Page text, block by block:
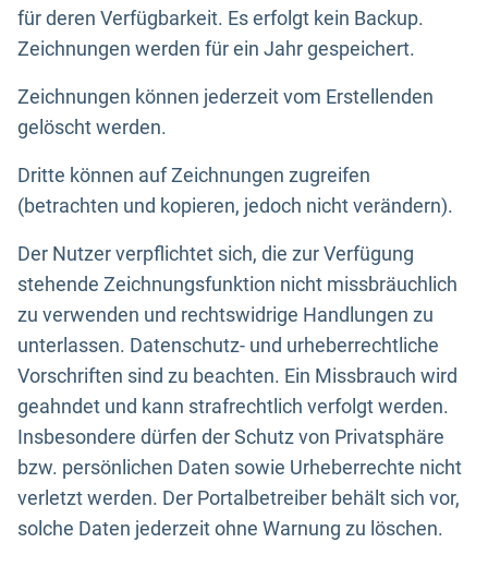
für deren Verfügbarkeit. Es erfolgt kein Backup.
Zeichnungen werden für ein Jahr gespeichert.
Zeichnungen können jederzeit vom Erstellenden
gelöscht werden.
Dritte können auf Zeichnungen zugreifen
(betrachten und kopieren, jedoch nicht verändern).
Der Nutzer verpflichtet sich, die zur Verfügung
stehende Zeichnungsfunktion nicht missbräuchlich
zu verwenden und rechtswidrige Handlungen zu
unterlassen. Datenschutz- und urheberrechtliche
Vorschriften sind zu beachten. Ein Missbrauch wird
geahndet und kann strafrechtlich verfolgt werden.
Insbesondere dürfen der Schutz von Privatsphäre
bzw. persönlichen Daten sowie Urheberrechte nicht
verletzt werden. Der Portalbetreiber behält sich vor,
solche Daten jederzeit ohne Warnung zu löschen.